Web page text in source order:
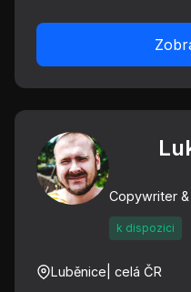
Copywriter
k dispozici
Luběnice | celá ČR